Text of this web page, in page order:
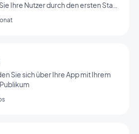
Ihre Nutzer durch den ersten Start
Sie sich über Ihre App mit Ihrem